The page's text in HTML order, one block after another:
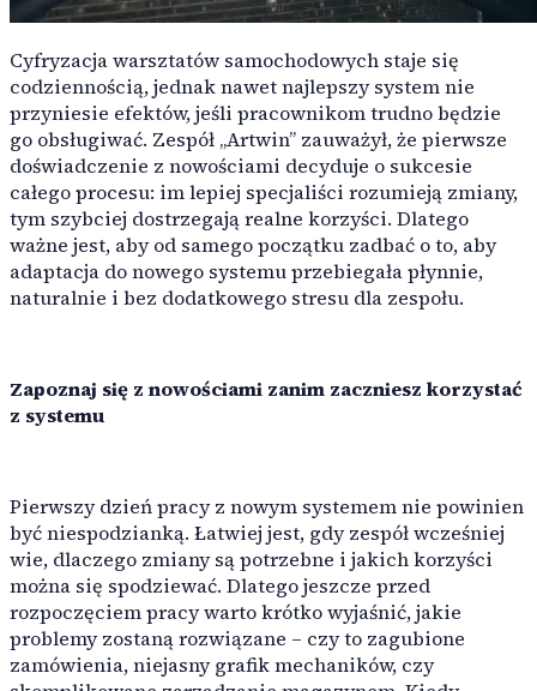
Raporty z pracy
Raporty części
Raporty podwykonawstwa
Narzędzia pomocnicze
Dekodowanie VIN
Autouzupełnienie dla osób prawnych
Autouzupełnienie marek i modeli
Szablony pracy
Komunikacja
Wykorzystaj moc AI, aby usprawnić obsługę serwisową
automatyzują rutynowe zadania i optymalizują
Detailing samochodów
Profesjonalny serwis samochodowy specjalizujący się w
Myjnia samochodowa
Kompleksowe mycie samochodów każdego typu,
Cyfryzacja warsztatów samochodowych staje się
codziennością, jednak nawet najlepszy system nie
przyniesie efektów, jeśli pracownikom trudno będzie
go obsługiwać. Zespół „Artwin” zauważył, że pierwsze
doświadczenie z nowościami decyduje o sukcesie
całego procesu: im lepiej specjaliści rozumieją zmiany,
tym szybciej dostrzegają realne korzyści. Dlatego
ważne jest, aby od samego początku zadbać o to, aby
adaptacja do nowego systemu przebiegała płynnie,
naturalnie i bez dodatkowego stresu dla zespołu.
Zapoznaj się z nowościami zanim zaczniesz korzystać
z systemu
Pierwszy dzień pracy z nowym systemem nie powinien
być niespodzianką. Łatwiej jest, gdy zespół wcześniej
wie, dlaczego zmiany są potrzebne i jakich korzyści
można się spodziewać. Dlatego jeszcze przed
rozpoczęciem pracy warto krótko wyjaśnić, jakie
problemy zostaną rozwiązane – czy to zagubione
zamówienia, niejasny grafik mechaników, czy